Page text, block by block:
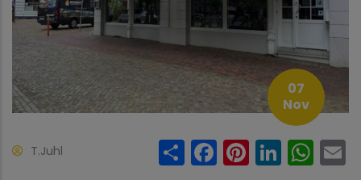
07
Nov
T.Juhl Share
Facebook